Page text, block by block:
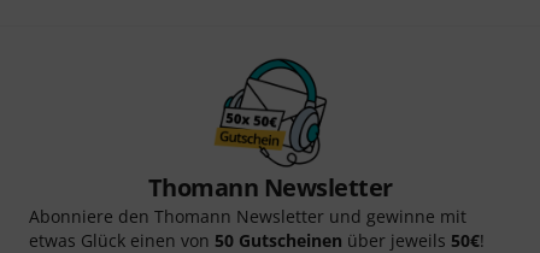
Thomann Newsletter
Abonniere den Thomann Newsletter und gewinne mit
etwas Glück einen von 50 Gutscheinen über jeweils 50€!